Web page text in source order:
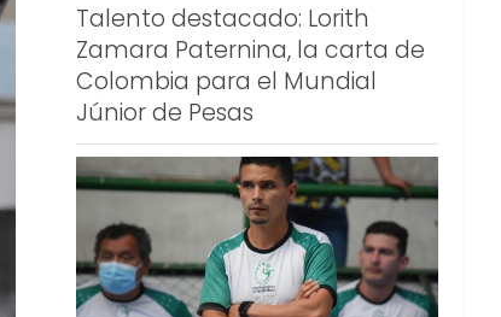
Talento destacado: Lorith
Zamara Paternina, la carta de
Colombia para el Mundial
Júnior de Pesas